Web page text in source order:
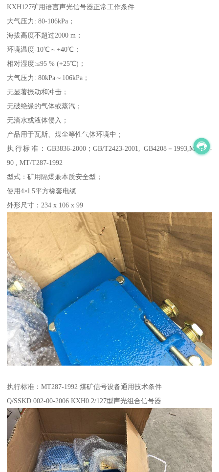
KXH127矿用语言声光信号器正常工作条件
大气压力: 80-106kPa；
海拔高度不超过2000 m；
环境温度-10℃～+40℃；
相对湿度:≤95 % (+25℃)；
大气压力: 80kPa～106kPa；
无显著振动和冲击；
无破绝缘的气体或蒸汽；
无滴水或液体侵入；
产品用于瓦斯、煤尘等性气体环境中；
执行标准：GB3836-2000；GB/T2423-2001, GB4208－1993,MT209-
90 , MT/T287-1992
型式：矿用隔爆兼本质安全型；
使用4×l.5平方橡套电缆
外形尺寸：234 x 106 x 99
执行标准：MT287-1992 煤矿信号设备通用技术条件
Q/SSKD 002-00-2006 KXH0.2/127型声光组合信号器